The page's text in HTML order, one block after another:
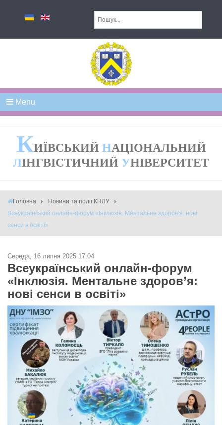
Menu
КИЇВСЬКИЙ НАЦІОНАЛЬНИЙ
ЛІНГВІСТИЧНИЙ УНІВЕРСИТЕТ
Головна
Новини та події КНЛУ
Всеукраїнський онлайн-форум «Інклюзія. Ментальне здоров’я: нові
сенси в освіті»
Середа, 16 липня 2025 17:04
Всеукраїнський онлайн-форум
«Інклюзія. Ментальне здоров’я:
нові сенси в освіті»